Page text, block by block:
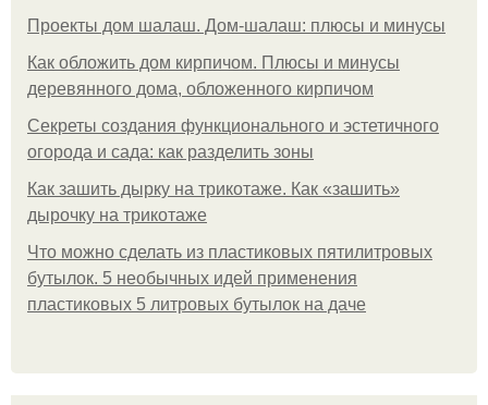
Проекты дом шалаш. Дом-шалаш: плюсы и минусы
Как обложить дом кирпичом. Плюсы и минусы
деревянного дома, обложенного кирпичом
Секреты создания функционального и эстетичного
огорода и сада: как разделить зоны
Как зашить дырку на трикотаже. Как «зашить»
дырочку на трикотаже
Что можно сделать из пластиковых пятилитровых
бутылок. 5 необычных идей применения
пластиковых 5 литровых бутылок на даче